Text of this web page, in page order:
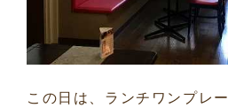
この日は、ランチワンプレ